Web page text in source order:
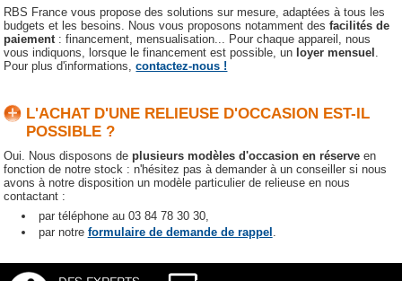
RBS France vous propose des solutions sur mesure, adaptées à tous les
budgets et les besoins. Nous vous proposons notamment desfacilités de
paiement: financement, mensualisation... Pour chaque appareil, nous
vous indiquons, lorsque le financement est possible, un loyer mensuel .
Pour plus d'informations,contactez-nous !
L'ACHAT D'UNE RELIEUSE D'OCCASION EST-IL
POSSIBLE ?
Oui. Nous disposons deplusieurs modèles d'occasion en réserve en
fonction de notre stock : n'hésitez pas à demander à un conseiller si nous
avons à notre disposition un modèle particulier de relieuse en nous
contactant :
par téléphone au 03 84 78 30 30,
par notre formulaire de demande de rappel .